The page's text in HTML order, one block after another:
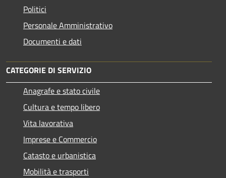
Politici
Personale Amministrativo
Documenti e dati
CATEGORIE DI SERVIZIO
Anagrafe e stato civile
Cultura e tempo libero
Vita lavorativa
Imprese e Commercio
Catasto e urbanistica
Mobilità e trasporti